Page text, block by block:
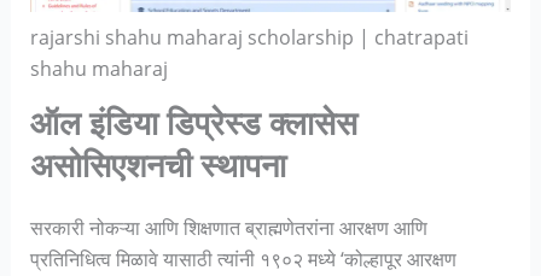
rajarshi shahu maharaj scholarship | chatrapati
shahu maharaj
ऑल इंडिया डिप्रेस्ड क्लासेस
असोसिएशनची स्थापना
सरकारी नोकऱ्या आणि शिक्षणात ब्राह्मणेतरांना आरक्षण आणि
प्रतिनिधित्व मिळावे यासाठी त्यांनी १९०२ मध्ये ‘कोल्हापूर आरक्षण